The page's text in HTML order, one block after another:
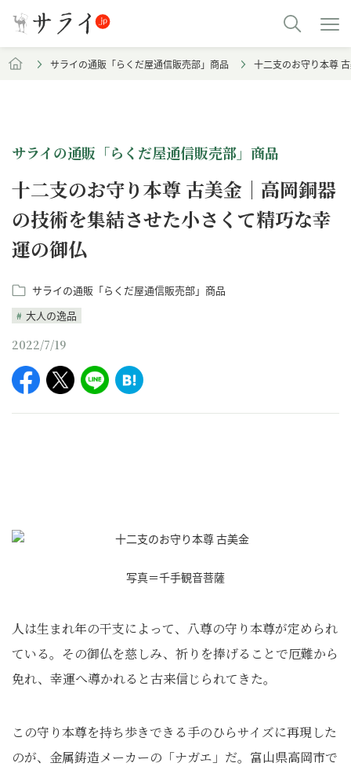
サライの通販「らくだ屋通信販売部」商品 十二支のお守り本尊
サライの通販「らくだ屋通信販売部」商品
十二支のお守り本尊 古美金｜高岡銅器
の技術を集結させた小さくて精巧な幸
運の御仏
サライの通販「らくだ屋通信販売部」商品
大人の逸品
2022/7/19
写真＝千手観音菩薩
人は生まれ年の干支によって、八尊の守り本尊が定められ
ている。その御仏を慈しみ、祈りを捧げることで厄難から
免れ、幸運へ導かれると古来信じられてきた。
この守り本尊を持ち歩きできる手のひらサイズに再現した
のが、金属鋳造メーカーの「ナガエ」だ。富山県高岡市で